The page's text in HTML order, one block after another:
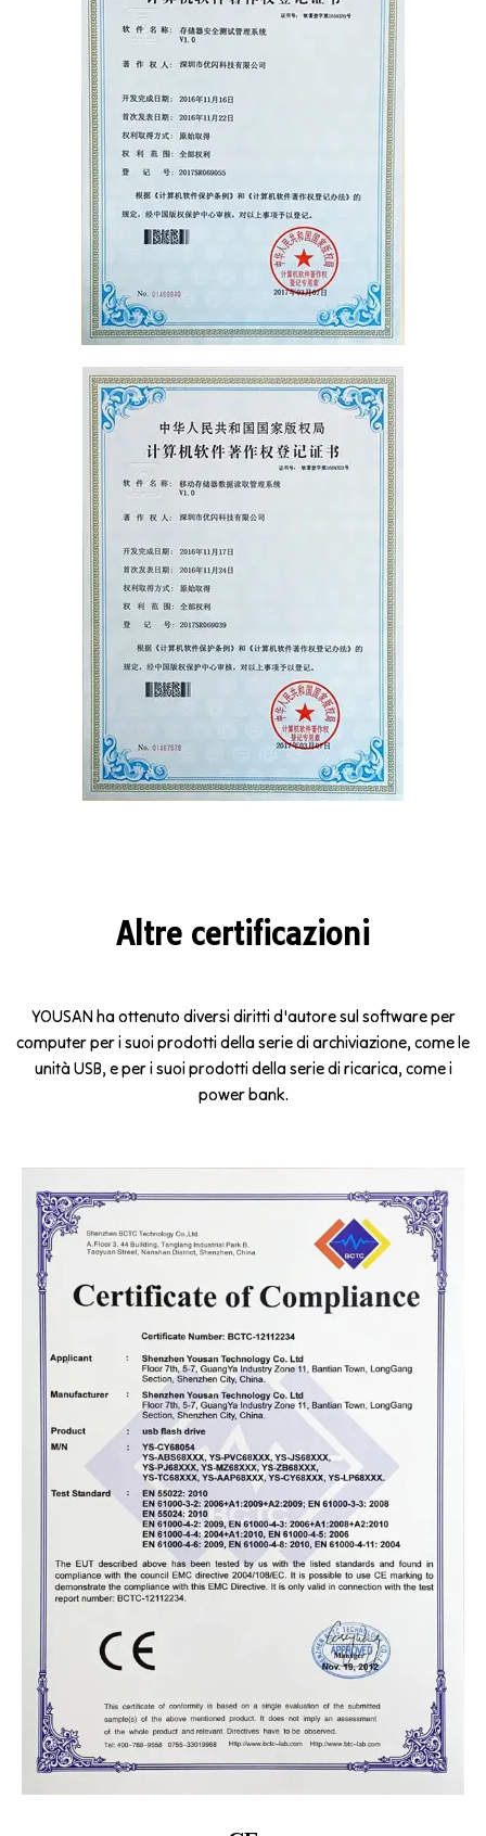
Altre certificazioni
YOUSAN ha ottenuto diversi diritti d'autore sul software per
computer per i suoi prodotti della serie di archiviazione, come le
unità USB, e per i suoi prodotti della serie di ricarica, come i
power bank.